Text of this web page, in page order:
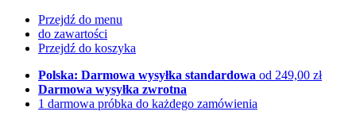
Przejdź do menu
do zawartości
Przejdź do koszyka
Polska: Darmowa wysyłka standardowa od 249,00 zł
Darmowa wysyłka zwrotna
1 darmowa próbka do każdego zamówienia